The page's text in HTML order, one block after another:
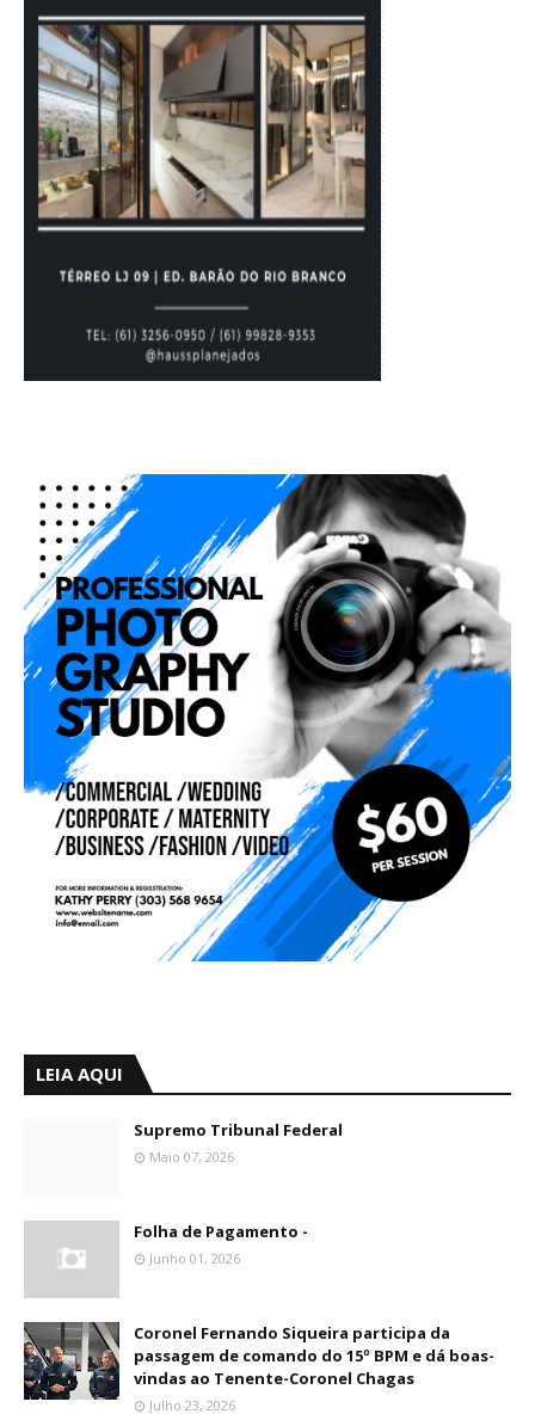
LEIA AQUI
Supremo Tribunal Federal
Maio 07, 2026
Folha de Pagamento -
Junho 01, 2026
Coronel Fernando Siqueira participa da
passagem de comando do 15º BPM e dá boas-
vindas ao Tenente-Coronel Chagas
Julho 23, 2026